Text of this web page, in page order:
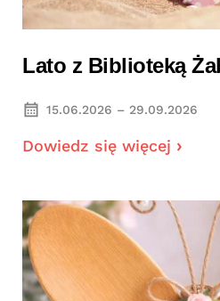
Lato z Biblioteką
15.06.2026 – 29.09.2026
Dowiedz się więcej